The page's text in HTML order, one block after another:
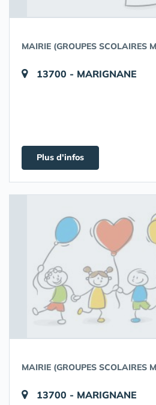
MAIRIE (GROUPES SCOLAIRES
13700 - MARIGNANE
Plus d'infos
MAIRIE (GROUPES SCOLAIRES
13700 - MARIGNANE